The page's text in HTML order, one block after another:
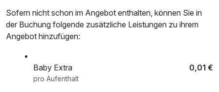
Sofern nicht schon im Angebot enthalten, können Sie in
der Buchung folgende zusätzliche Leistungen zu ihrem
Angebot hinzufügen:
Baby Extra 0,01 €
pro Aufenthalt